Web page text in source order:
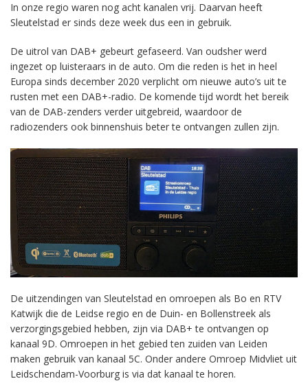
In onze regio waren nog acht kanalen vrij. Daarvan heeft
Sleutelstad er sinds deze week dus een in gebruik.
De uitrol van DAB+ gebeurt gefaseerd. Van oudsher werd
ingezet op luisteraars in de auto. Om die reden is het in heel
Europa sinds december 2020 verplicht om nieuwe auto’s uit te
rusten met een DAB+-radio. De komende tijd wordt het bereik
van de DAB-zenders verder uitgebreid, waardoor de
radiozenders ook binnenshuis beter te ontvangen zullen zijn.
De uitzendingen van Sleutelstad en omroepen als Bo en RTV
Katwijk die de Leidse regio en de Duin- en Bollenstreek als
verzorgingsgebied hebben, zijn via DAB+ te ontvangen op
kanaal 9D. Omroepen in het gebied ten zuiden van Leiden
maken gebruik van kanaal 5C. Onder andere Omroep Midvliet uit
Leidschendam-Voorburg is via dat kanaal te horen.